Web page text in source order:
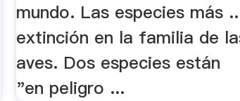
mundo. Las especies más
extinción en la familia de
aves. Dos especies están
"en peligro ...